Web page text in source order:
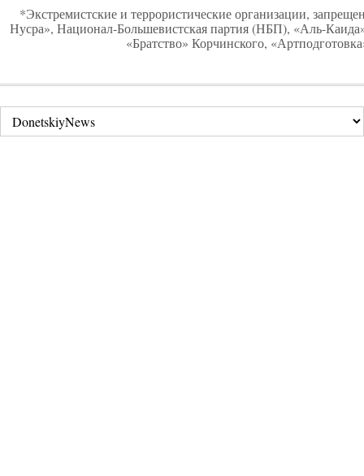
*Экстремистские и террористические организации,
Нусра», Национал-Большевистская партия (НБП), «Аль-
«Братство» Корчинского,